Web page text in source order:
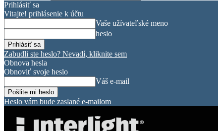
Prihlásiť sa
Vitajte! prihlásenie k účtu
Vaše užívateľské meno
heslo
Zabudli ste heslo? Nevadí, kliknite sem
Obnova hesla
Obnoviť svoje heslo
Váš e-mail
Heslo vám bude zaslané e-mailom